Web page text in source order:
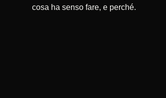
cosa ha senso fare, e perché.